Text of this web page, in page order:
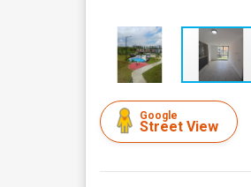
Google
Street View